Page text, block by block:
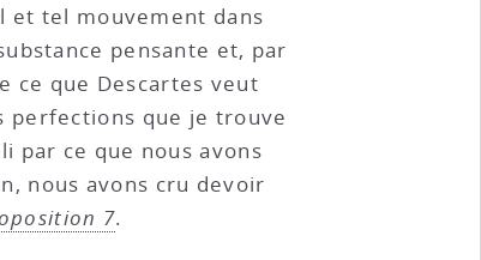
et tel mouvement dans
pensante et, par
ce que Descartes veut
perfections que je trouve
par ce que nous avons
nous avons cru devoir
7.